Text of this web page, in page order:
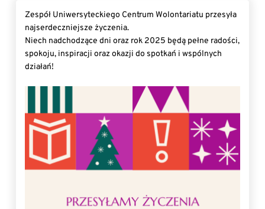
Zespół Uniwersyteckiego Centrum Wolontariatu przesyła
najserdeczniejsze życzenia.
Niech nadchodzące dni oraz rok 2025 będą pełne radości,
spokoju, inspiracji oraz okazji do spotkań i wspólnych
działań!